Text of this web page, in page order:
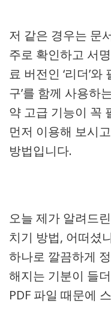
저 같은 경우는 문
주로 확인하고 서
료 버전인 ‘리더’
구’를 함께 사용하
약 고급 기능이 꼭
먼저 이용해 보시
방법입니다.
오늘 제가 알려드
치기 방법, 어떠셨
하나로 깔끔하게
해지는 기분이 들
PDF 파일 때문에